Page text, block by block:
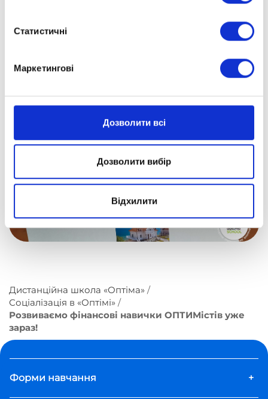
Статистичні
Маркетингові
Дозволити всі
Дозволити вибір
Відхилити
Дистанційна школа «Оптіма»
Соціалізація в «Оптімі»
Розвиваємо фінансові навички ОПТИМістів уже
зараз!
Форми навчання +